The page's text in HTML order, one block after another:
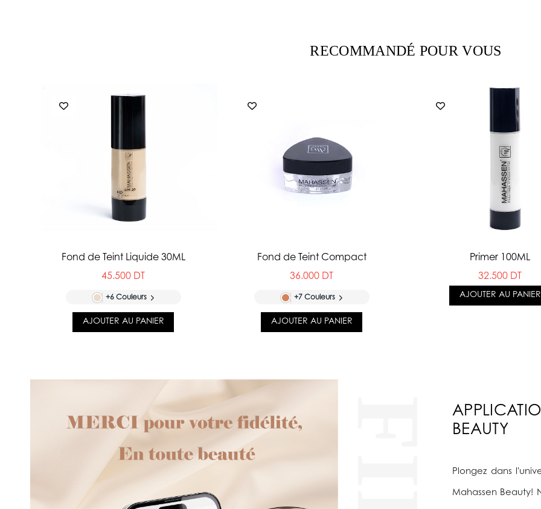
RECOMMANDÉ POUR VOUS
Fond de Teint Liquide 30ML
45.500 DT
+6 Couleurs
AJOUTER AU PANIER
Fond de Teint Compact
36.000 DT
+7 Couleurs
AJOUTER AU PANIER
Primer 100ML
32.500 DT
AJOUTER AU PANIER
BEAUTY
Plongez dans
Mahassen Beauty!